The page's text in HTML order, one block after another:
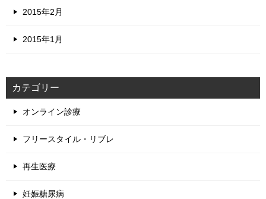
2015年2月
2015年1月
カテゴリー
オンライン診療
フリースタイル・リブレ
再生医療
妊娠糖尿病